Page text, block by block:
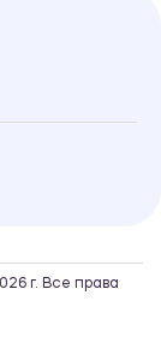
г. Все права